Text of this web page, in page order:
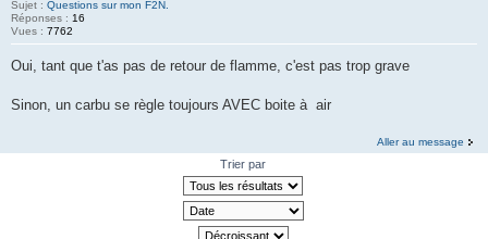
Sujet : Questions sur mon F2N.
Réponses : 16
Vues : 7762
Oui, tant que t'as pas de retour de flamme, c'est pas trop grave
Sinon, un carbu se règle toujours AVEC boite à air
Aller au message
Trier par